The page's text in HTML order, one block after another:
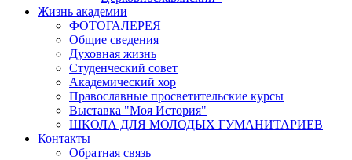
Жизнь академии
ФОТОГАЛЕРЕЯ
Общие сведения
Духовная жизнь
Студенческий совет
Академический хор
Православные просветительские курсы
Выставка "Моя История"
ШКОЛА ДЛЯ МОЛОДЫХ ГУМАНИТАРИЕВ
Контакты
Обратная связь